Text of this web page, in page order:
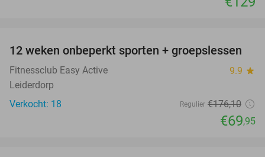
60%
12 weken onbeperkt sporten + groepslessen
Fitnessclub Easy Active 9.9 star
Leiderdorp
Verkocht: 18
Regulier €176,10
€69,95